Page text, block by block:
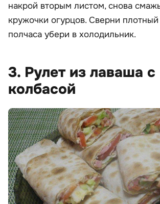
накрой вторым листом, снова
кружочки огурцов. Сверни
полчаса убери в холодильник.
3. Рулет из лаваша с
колбасой